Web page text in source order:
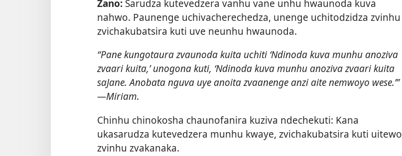
Zano:Sarudza kutevedzera vanhu vane unhu hwaunoda kuva
nahwo. Paunenge uchivacherechedza, unenge uchitodzidza zvinhu
zvichakubatsira kuti uve neunhu hwaunoda.
“Pane kungotaura zvaunoda kuita uchiti ‘Ndinoda kuva munhu anoziva
zvaari kuita,’ unogona kuti, ‘Ndinoda kuva munhu anoziva zvaari kuita
saJane. Anobata nguva uye anoita zvaanenge anzi aite nemwoyo wese.’”​
—Miriam.
Chinhu chinokosha chaunofanira kuziva ndechekuti: Kana
ukasarudza kutevedzera munhu kwaye, zvichakubatsira kuti uitewo
zvinhu zvakanaka.